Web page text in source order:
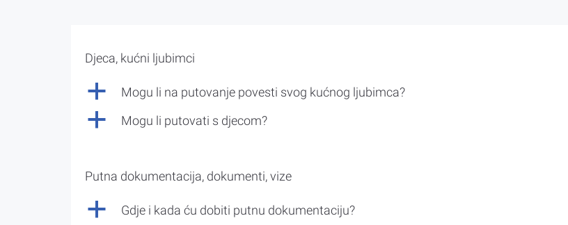
Djeca, kućni ljubimci
a Mogu li na putovanje povesti svog kućnog ljubimca?
a Mogu li putovati s djecom?
Putna dokumentacija, dokumenti, vize
a Gdje i kada ću dobiti putnu dokumentaciju?